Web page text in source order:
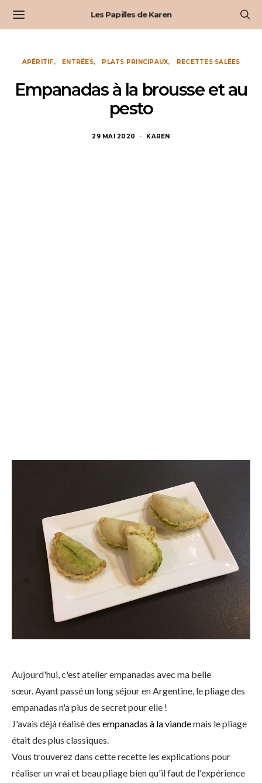
Les Papilles de Karen
APÉRITIF ENTRÉES PLATS PRINCIPAUX RECETTES SALÉES
Empanadas à la brousse et au
pesto
29 MAI 2020 KAREN
Aujourd'hui, c'est atelier empanadas avec ma belle
sœur. Ayant passé un long séjour en Argentine, le pliage des
empanadas n'a plus de secret pour elle !
J'avais déjà réalisé des empanadas à la viandemais le pliage
était des plus classiques.
Vous trouverez dans cette recette les explications pour
réaliser un vrai et beau pliage bien qu'il faut de l'expérience